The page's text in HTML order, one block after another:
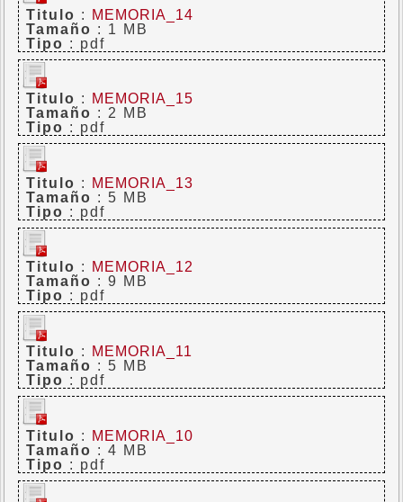
Titulo :
MEMORIA_14
Tamaño : 1 MB
Tipo : pdf
Titulo :
MEMORIA_15
Tamaño : 2 MB
Tipo : pdf
Titulo :
MEMORIA_13
Tamaño : 5 MB
Tipo : pdf
Titulo :
MEMORIA_12
Tamaño : 9 MB
Tipo : pdf
Titulo :
MEMORIA_11
Tamaño : 5 MB
Tipo : pdf
Titulo :
MEMORIA_10
Tamaño : 4 MB
Tipo : pdf